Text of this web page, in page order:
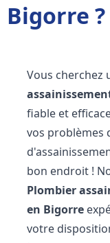
Bigorre ?
Vous cherchez
fiable et
vos problèmes
bon endroit !
Plombier
en Bigorre
votre